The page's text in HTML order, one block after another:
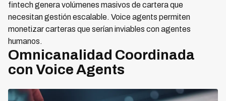
fintech genera volúmenes masivos de cartera que
necesitan gestión escalable. Voice agents permiten
monetizar carteras que serían inviables con agentes
humanos.
Omnicanalidad Coordinada
con Voice Agents